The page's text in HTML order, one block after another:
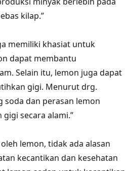
kilap.”
memiliki khasiat untuk
dapat membantu
Selain itu, lemon juga dapat
gigi. Menurut drg.
soda dan perasan lemon
secara alami.”
lemon, tidak ada alasan
kecantikan dan kesehatan